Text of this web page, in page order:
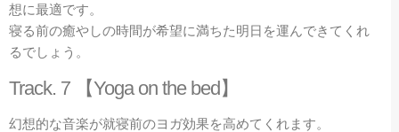
想に最適です。
寝る前の癒やしの時間が希望に満ちた明日を運んできてくれ
るでしょう。
Track. ７【Yoga on the bed】
幻想的な音楽が就寝前のヨガ効果を高めてくれます。